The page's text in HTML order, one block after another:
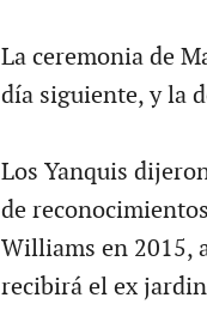
La ceremonia de
día siguiente, y la
Los Yanquis
de
Williams en 2015,
recibirá el ex